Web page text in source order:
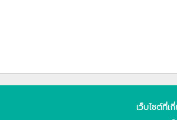
เว็บไซต์ที่เ